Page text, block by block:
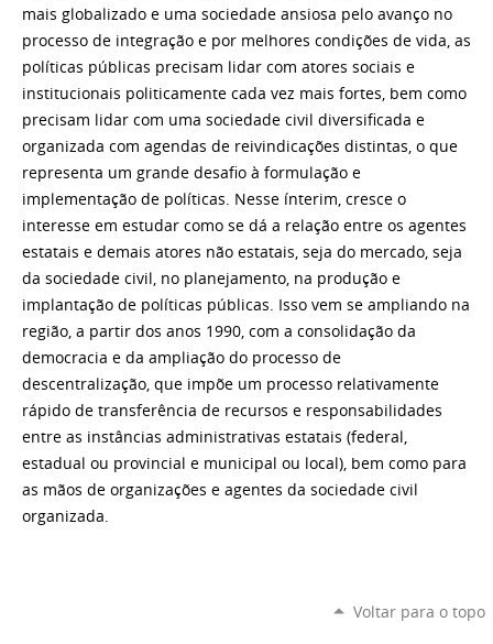
mais globalizado e uma sociedade ansiosa pelo avanço no
processo de integração e por melhores condições de vida, as
políticas públicas precisam lidar com atores sociais e
institucionais politicamente cada vez mais fortes, bem como
precisam lidar com uma sociedade civil diversificada e
organizada com agendas de reivindicações distintas, o que
representa um grande desafio à formulação e
implementação de políticas. Nesse ínterim, cresce o
interesse em estudar como se dá a relação entre os agentes
estatais e demais atores não estatais, seja do mercado, seja
da sociedade civil, no planejamento, na produção e
implantação de políticas públicas. Isso vem se ampliando na
região, a partir dos anos 1990, com a consolidação da
democracia e da ampliação do processo de
descentralização, que impõe um processo relativamente
rápido de transferência de recursos e responsabilidades
entre as instâncias administrativas estatais (federal,
estadual ou provincial e municipal ou local), bem como para
as mãos de organizações e agentes da sociedade civil
organizada.
Voltar para o topo